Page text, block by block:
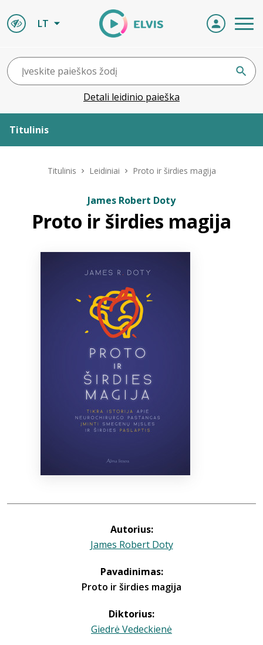
LT
Detali leidinio paieška
Titulinis
ELVIS atvyksta
Titulinis Leidiniai Proto ir širdies magija
James Robert Doty
Proto ir širdies magija
Autorius:
James Robert Doty
Pavadinimas:
Proto ir širdies magija
Diktorius:
Giedrė Vedeckienė